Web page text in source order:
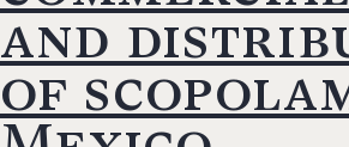
and
of